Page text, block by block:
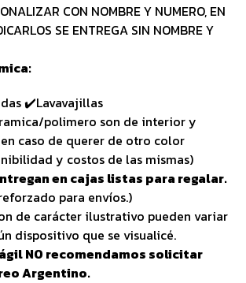
CON NOMBRE Y NUMERO, EN
SE ENTREGA SIN NOMBRE Y
✔️Lavavajillas
polimero son de interior y
caso de querer de otro color
y costos de las mismas)
en cajas listas para regalar.
para envíos.)
de carácter ilustrativo pueden variar
dispositivo que se visualicé.
NO recomendamos solicitar
Argentino.